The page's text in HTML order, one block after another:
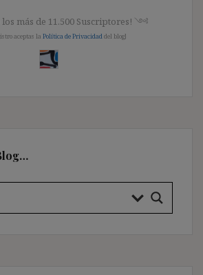
más de 11.500 Suscriptores! ༺
aceptas la Política de Privacidad del blog]